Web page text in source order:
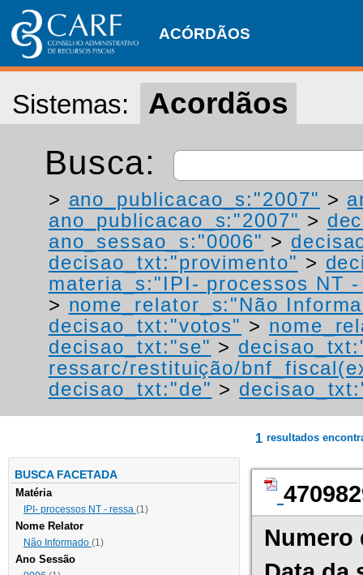
ACÓRDÃOS
Sistemas: Acordãos
Busca:
> ano_publicacao_s:"2007" >
ano_publicacao_s:"2007" >
ano_sessao_s:"0006" >
decisao_txt:"provimento" >
materia_s:"IPI- processos NT
> nome_relator_s:"Não
decisao_txt:"votos" >
decisao_txt:"se" >
ressarc/restituição/
decisao_txt:"de" >
BUSCA FACETADA
Matéria
IPI- processos NT - ressa (1)
Nome Relator
Não Informado (1)
Ano Sessão
1 resultados
Numero